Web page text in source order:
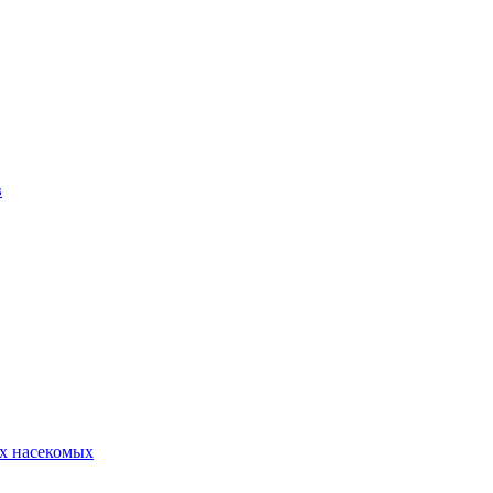
насекомых